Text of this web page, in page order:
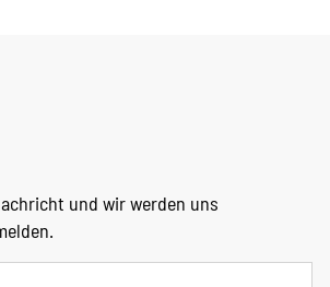
und wir werden uns